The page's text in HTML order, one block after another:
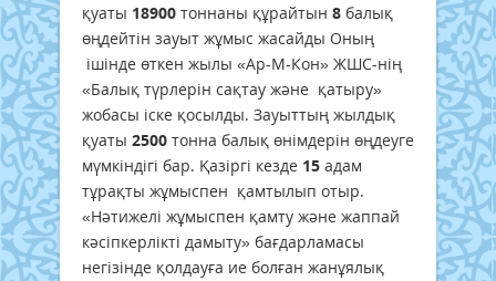
қуаты 18900 тоннаны құрайтын 8 балық
өңдейтін зауыт жұмыс жасайды Оның
ішінде өткен жылы «Ар-М-Кон» ЖШС-нің
«Балық түрлерін сақтау және қатыру»
жобасы іске қосылды. Зауыттың жылдық
қуаты 2500 тонна балық өнімдерін өңдеуге
мүмкіндігі бар. Қазіргі кезде 15 адам
тұрақты жұмыспен қамтылып отыр.
«Нәтижелі жұмыспен қамту және жаппай
кәсіпкерлікті дамыту» бағдарламасы
негізінде қолдауға ие болған жанұялық